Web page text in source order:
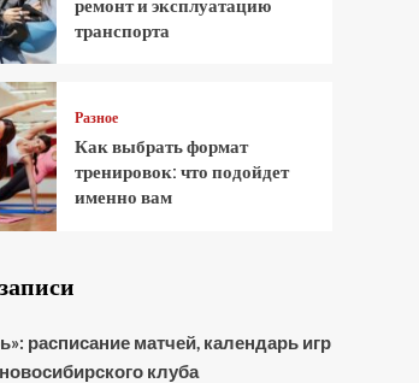
транспорта
Разное
Как выбрать формат
тренировок: что подойдет
именно вам
расписание матчей, календарь игр
клуба